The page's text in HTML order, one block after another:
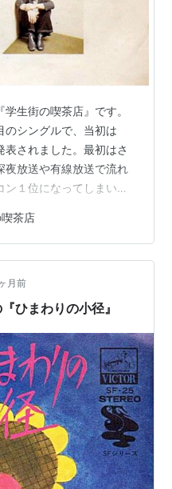
生街の喫茶店』です。
のシングルで、当初は
表されました。最初はさ
夜放送や有線放送で流れ
１位になってしまいま
この曲を聴くと思い出す
通っていた大学にも学生
ると友人たちと喫茶店に
た。その喫茶店のウェ
一目惚れをしてしまい、
茶店
月前
ひまわりの小径』